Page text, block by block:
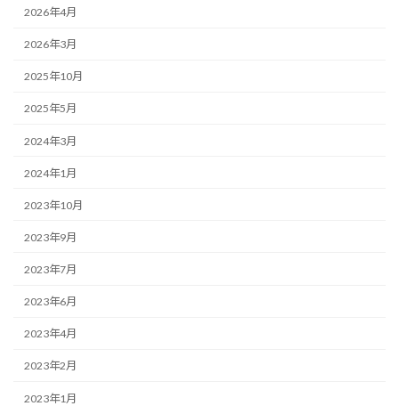
2026年4月
2026年3月
2025年10月
2025年5月
2024年3月
2024年1月
2023年10月
2023年9月
2023年7月
2023年6月
2023年4月
2023年2月
2023年1月